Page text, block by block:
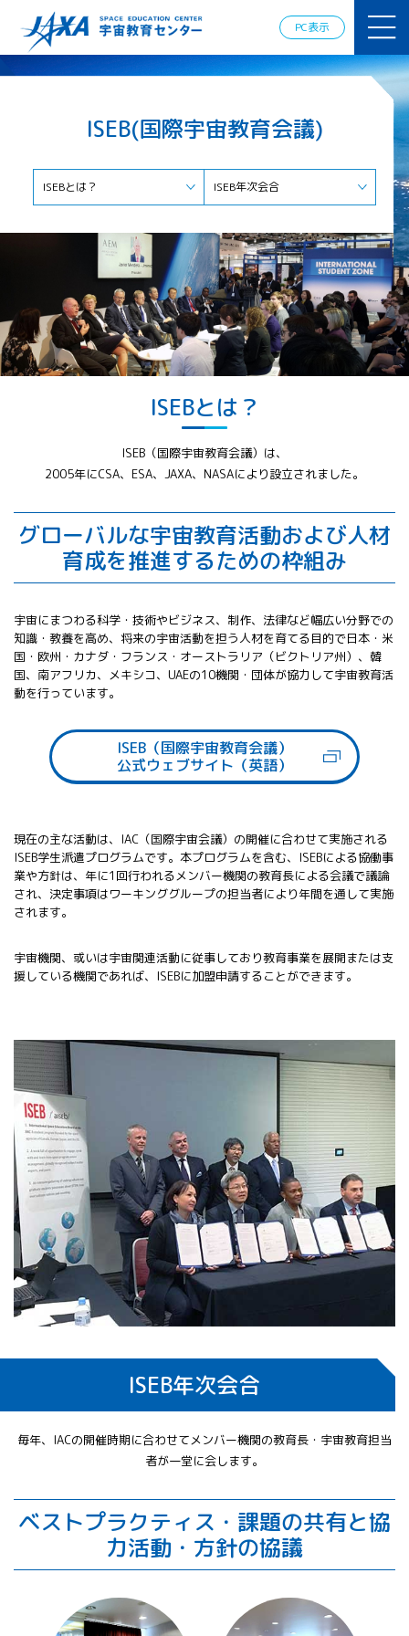
PC表示
ミー
ロスペース
情報の発
信
宇宙を活用
した教育実
践例
習機会の
提供（国
際）
APRSAF（ア
ジア太平洋
地域宇宙機
宙教育 for
All 分科会
APRSAF宇宙
教育 for All
分科会 年次
APRSAFポス
ターコンテ
スト
APRSAF教員
ISEB（国際
宇宙教育会
議）
ISEB学生派
ISEB(国際宇宙教育会議)
ISEBとは？ ISEB年次会合
ISEBとは？
ISEB（国際宇宙教育会議）は、
2005年にCSA、ESA、JAXA、NASAにより設立されました。
グローバルな宇宙教育活動および人材
育成を推進するための枠組み
宇宙にまつわる科学・技術やビジネス、制作、法律など幅広い分野での
知識・教養を高め、将来の宇宙活動を担う人材を育てる目的で日本・米
国・欧州・カナダ・フランス・オーストラリア（ビクトリア州）、韓
国、南アフリカ、メキシコ、UAEの10機関・団体が協力して宇宙教育活
動を行っています。
ISEB（国際宇宙教育会議）
公式ウェブサイト（英語）
現在の主な活動は、IAC（国際宇宙会議）の開催に合わせて実施される
ISEB学生派遣プログラムです。本プログラムを含む、ISEBによる協働事
業や方針は、年に1回行われるメンバー機関の教育長による会議で議論
され、決定事項はワーキンググループの担当者により年間を通して実施
されます。
宇宙機関、或いは宇宙関連活動に従事しており教育事業を展開または支
援している機関であれば、ISEBに加盟申請することができます。
ISEB年次会合
毎年、IACの開催時期に合わせてメンバー機関の教育長・宇宙教育担当
者が一堂に会します。
ベストプラクティス・課題の共有と協
力活動・方針の協議